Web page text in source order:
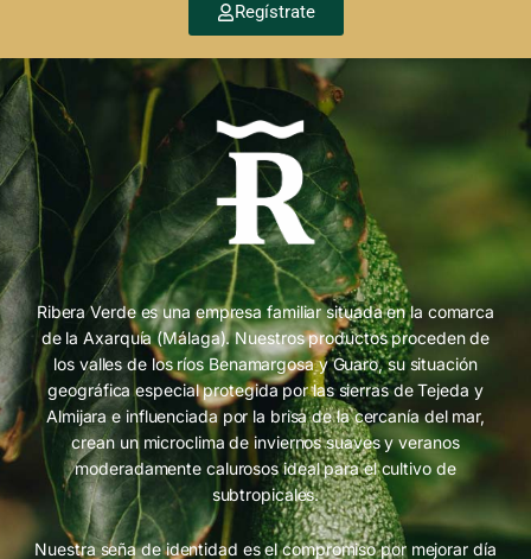
Regístrate
Ribera Verde es una empresa familiar situada en la comarca
de la Axarquía (Málaga). Nuestros productos proceden de
los valles de los ríos Benamargosa y Guaro, su situación
geográfica especial protegida por las sierras de Tejeda y
Almijara e influenciada por la brisa de la cercanía del mar,
crean un microclima de inviernos suaves y veranos
moderadamente calurosos ideal para el cultivo de
subtropicales.
Nuestra seña de identidad es el compromiso por mejorar día